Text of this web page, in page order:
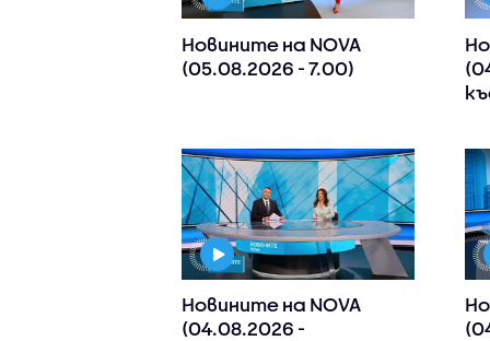
Новините на NOVA
(05.08.2026 - 7.00)
Новините на NOVA
(04.08.2026 -